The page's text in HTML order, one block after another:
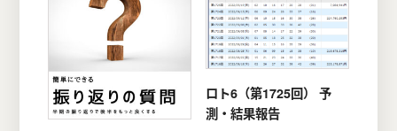
ロト6（第1725回） 予
測・結果報告